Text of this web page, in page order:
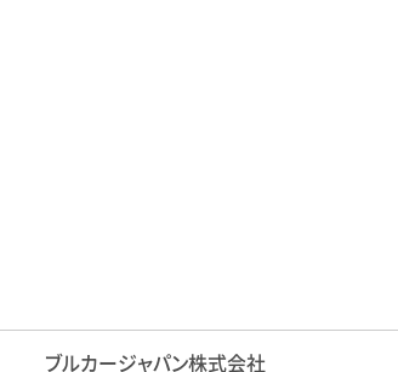
ブルカージャパン株式会社